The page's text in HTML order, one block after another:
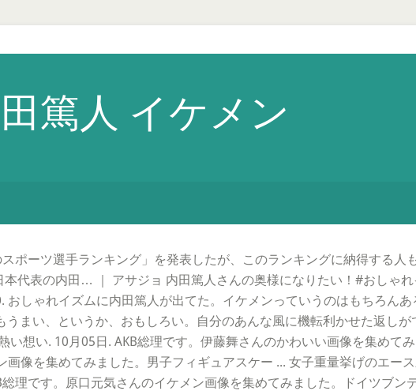
篤人 イケメン
ポーツ選手ランキング」を発表したが、このランキングに納得する人
本代表の内田… ｜ アサジョ 内田篤人さんの奥様になりたい！#おしゃ
しゃれイズムに内田篤人が出てた。イケメンっていうのはもちろんあ
まい、というか、おもしろい。自分のあんな風に機転利かせた返し
想い. 10月05日. AKB総理です。伊藤舞さんのかわいい画像を集めて
画像を集めてみました。男子フィギュアスケー ... 女子重量挙げのエー
理です。原口元気さんのイケメン画像を集めてみました。ドイツブン